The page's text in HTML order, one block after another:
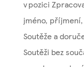
v pozici
jméno,
Soutěže a
Soutěži bez